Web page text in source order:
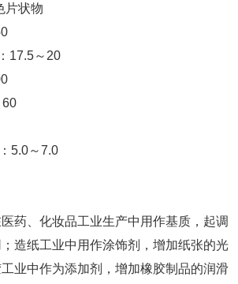
片状物
17.5～20
5.0～7.0
药、化妆品工业生产中用作基质，起调
造纸工业中用作涂饰剂，增加纸张的光
业中作为添加剂，增加橡胶制品的润滑